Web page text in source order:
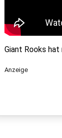
Giant Rooks
Anzeige